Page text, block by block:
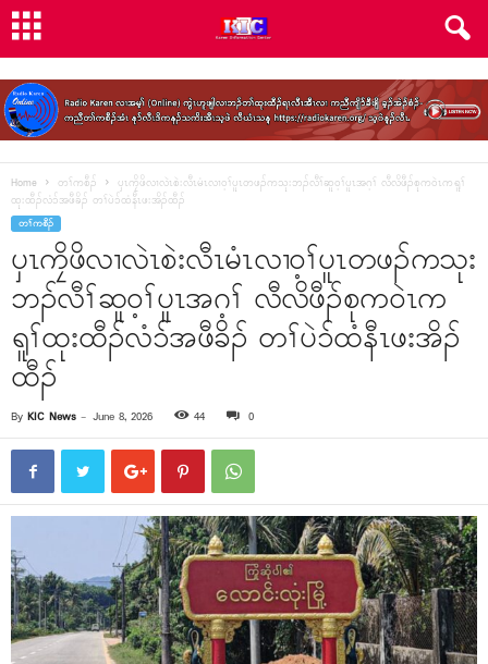
Home တၢ်ကစီၣ်
ပှၤကၠိဖိလၢလဲၤစဲးလီၤမံၤလၢဝ့ၢ်ပူၤတဖၣ်ကသုးဘၣ်လီၢ်ဆူဝ့ၢ်ပူၤအဂ့ၢ် လီလိဖီၣ်စုကဝဲၤကရူၢ်
ထုးထီၣ်လံၥ်အဖီခိၣ် တၢ်ပဲၥ်ထံနီၤဖးအိၣ်ထီၣ်
တၢ်ကစီၣ်
ပှၤကၠိဖိလၢလဲၤစဲးလီၤမံၤလၢဝ့ၢ်ပူၤတဖၣ်ကသုး
ဘၣ်လီၢ်ဆူဝ့ၢ်ပူၤအဂ့ၢ် လီလိဖီၣ်စုကဝဲၤက
ရူၢ်ထုးထီၣ်လံၥ်အဖီခိၣ် တၢ်ပဲၥ်ထံနီၤဖးအိၣ်
ထီၣ်
By KIC News - June 8, 2026 44 0